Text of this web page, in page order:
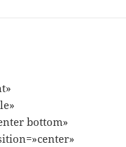
bottom»